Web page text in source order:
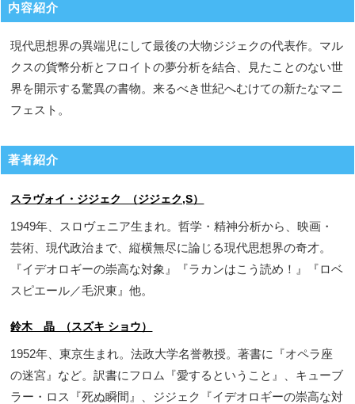
内容紹介
現代思想界の異端児にして最後の大物ジジェクの代表作。マル
クスの貨幣分析とフロイトの夢分析を結合、見たことのない世
界を開示する驚異の書物。来るべき世紀へむけての新たなマニ
フェスト。
著者紹介
スラヴォイ・ジジェク （ジジェク,S）
1949年、スロヴェニア生まれ。哲学・精神分析から、映画・
芸術、現代政治まで、縦横無尽に論じる現代思想界の奇才。
『イデオロギーの崇高な対象』『ラカンはこう読め！』『ロベ
スピエール／毛沢東』他。
鈴木 晶 （スズキ ショウ）
1952年、東京生まれ。法政大学名誉教授。著書に『オペラ座
の迷宮』など。訳書にフロム『愛するということ』、キューブ
ラー・ロス『死ぬ瞬間』、ジジェク『イデオロギーの崇高な対